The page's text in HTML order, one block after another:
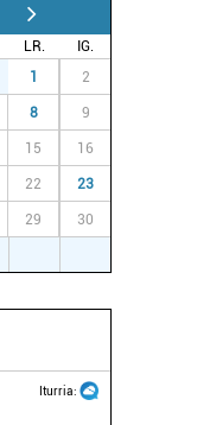
LR.
IG.
1 2
8 9
15 16
22 23
29 30
Iturria: